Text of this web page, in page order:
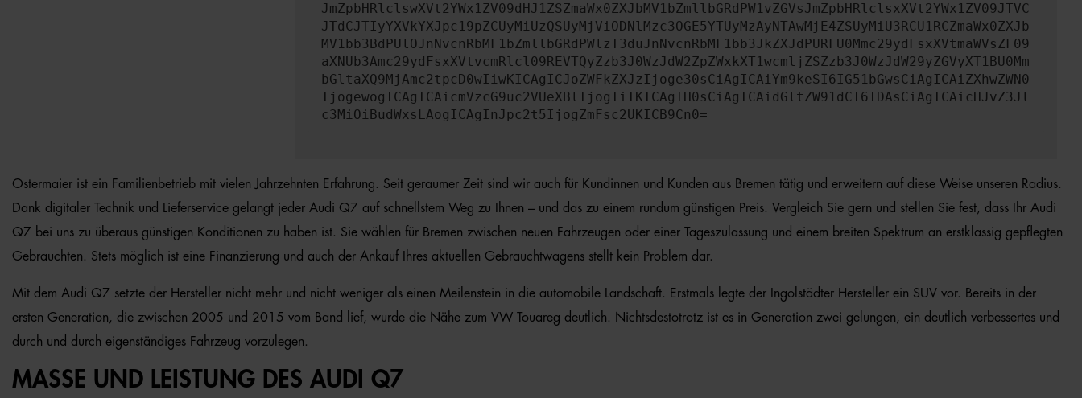
JmZpbHRlclswXVt2YWx1ZV09dHJ1ZSZmaWx0ZXJbMV1bZmllbGRdPW1vZGVsJmZpbHRlclsxXVt2YWx1ZV09JTVC
JTdCJTIyYXVkYXJpc19pZCUyMiUzQSUyMjViODNlMzc3OGE5YTUyMzAyNTAwMjE4ZSUyMiU3RCU1RCZmaWx0ZXJb
MV1bb3BdPUlOJnNvcnRbMF1bZmllbGRdPWlzT3duJnNvcnRbMF1bb3JkZXJdPURFU0Mmc29ydFsxXVtmaWVsZF09
aXNUb3Amc29ydFsxXVtvcmRlcl09REVTQyZzb3J0WzJdW2ZpZWxkXT1wcmljZSZzb3J0WzJdW29yZGVyXT1BU0Mm
bGltaXQ9MjAmc2tpcD0wIiwKICAgICJoZWFkZXJzIjoge30sCiAgICAiYm9keSI6IG51bGwsCiAgICAiZXhwZWN0
IjogewogICAgICAicmVzcG9uc2VUeXBlIjogIiIKICAgIH0sCiAgICAidGltZW91dCI6IDAsCiAgICAicHJvZ3Jl
c3MiOiBudWxsLAogICAgInJpc2t5IjogZmFsc2UKICB9Cn0=
Ostermaier ist ein Familienbetrieb mit vielen Jahrzehnten Erfahrung. Seit geraumer Zeit sind wir auch für Kundinnen und Kunden aus Bremen tätig und erweitern auf diese Weise unseren Radius.
Dank digitaler Technik und Lieferservice gelangt jeder Audi Q7 auf schnellstem Weg zu Ihnen – und das zu einem rundum günstigen Preis. Vergleich Sie gern und stellen Sie fest, dass Ihr Audi
Q7 bei uns zu überaus günstigen Konditionen zu haben ist. Sie wählen für Bremen zwischen neuen Fahrzeugen oder einer Tageszulassung und einem breiten Spektrum an erstklassig gepflegten
Gebrauchten. Stets möglich ist eine Finanzierung und auch der Ankauf Ihres aktuellen Gebrauchtwagens stellt kein Problem dar.
Mit dem Audi Q7 setzte der Hersteller nicht mehr und nicht weniger als einen Meilenstein in die automobile Landschaft. Erstmals legte der Ingolstädter Hersteller ein SUV vor. Bereits in der
ersten Generation, die zwischen 2005 und 2015 vom Band lief, wurde die Nähe zum VW Touareg deutlich. Nichtsdestotrotz ist es in Generation zwei gelungen, ein deutlich verbessertes und
durch und durch eigenständiges Fahrzeug vorzulegen.
MASSE UND LEISTUNG DES AUDI Q7